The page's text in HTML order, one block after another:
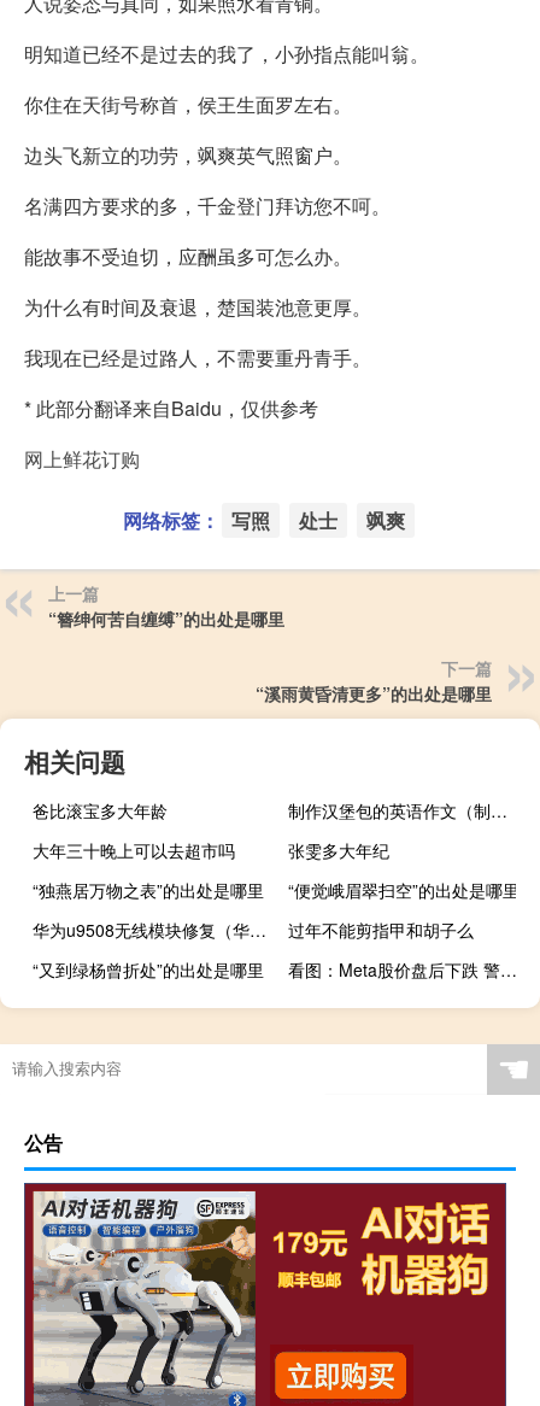
明知道已经不是过去的我了，小孙指点能叫翁。
你住在天街号称首，侯王生面罗左右。
边头飞新立的功劳，飒爽英气照窗户。
名满四方要求的多，千金登门拜访您不呵。
能故事不受迫切，应酬虽多可怎么办。
为什么有时间及衰退，楚国装池意更厚。
我现在已经是过路人，不需要重丹青手。
* 此部分翻译来自Baidu，仅供参考
网上鲜花订购
网络标签： 写照 处士 飒爽
上一篇
“簪绅何苦自缠缚”的出处是哪里
下一篇
“溪雨黄昏清更多”的出处是哪里
相关问题
爸比滚宝多大年龄
制作汉堡包的英语作文（制作汉堡包）
大年三十晚上可以去超市吗
张雯多大年纪
“独燕居万物之表”的出处是哪里
“便觉峨眉翠扫空”的出处是哪里
华为u9508无线模块修复（华为 u9508）
过年不能剪指甲和胡子么
“又到绿杨曾折处”的出处是哪里
看图：Meta股价盘后下跌 警告经济不确定性对业务造成影响
☚
公告